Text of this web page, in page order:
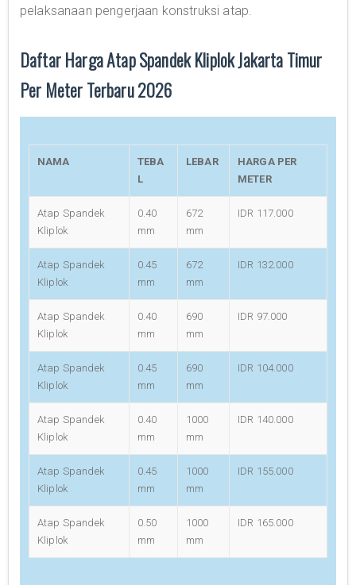
pelaksanaan pengerjaan konstruksi atap.
Daftar Harga Atap Spandek Kliplok Jakarta Timur
Per Meter Terbaru 2026
NAMA
TEBA
L
LEBAR
HARGA PER
METER
Atap Spandek
Kliplok
0.40
mm
672
mm
IDR 117.000
Atap Spandek
Kliplok
0.45
mm
672
mm
IDR 132.000
Atap Spandek
Kliplok
0.40
mm
690
mm
IDR 97.000
Atap Spandek
Kliplok
0.45
mm
690
mm
IDR 104.000
Atap Spandek
Kliplok
0.40
mm
1000
mm
IDR 140.000
Atap Spandek
Kliplok
0.45
mm
1000
mm
IDR 155.000
Atap Spandek
Kliplok
0.50
mm
1000
mm
IDR 165.000